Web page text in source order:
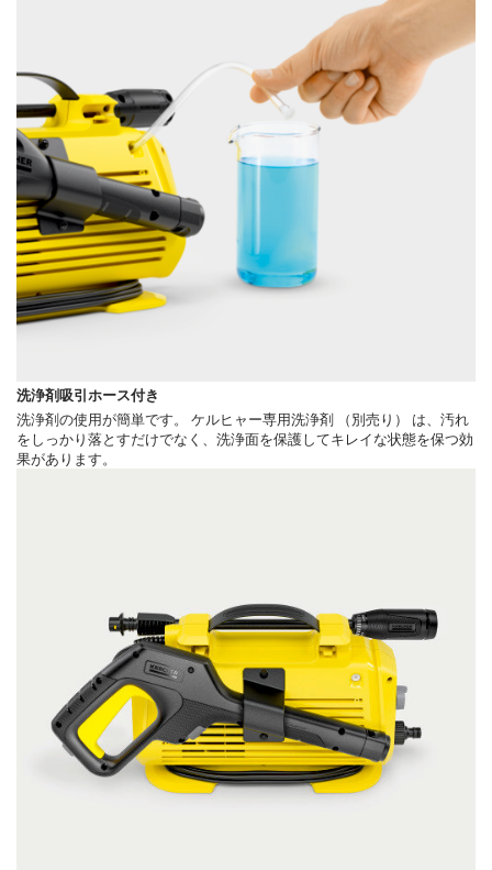
洗浄剤吸引ホース付き
洗浄剤の使用が簡単です。 ケルヒャー専用洗浄剤 （別売り） は、汚れ
をしっかり落とすだけでなく、洗浄面を保護してキレイな状態を保つ効
果があります。